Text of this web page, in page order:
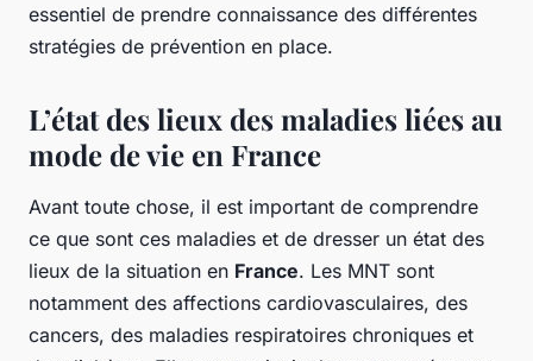
essentiel de prendre connaissance des différentes
stratégies de prévention en place.
L’état des lieux des maladies liées au
mode de vie en France
Avant toute chose, il est important de comprendre
ce que sont ces maladies et de dresser un état des
lieux de la situation en France. Les MNT sont
notamment des affections cardiovasculaires, des
cancers, des maladies respiratoires chroniques et